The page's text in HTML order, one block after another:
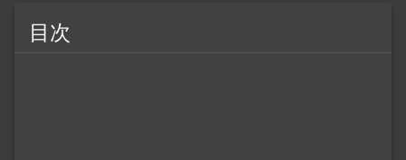
目次